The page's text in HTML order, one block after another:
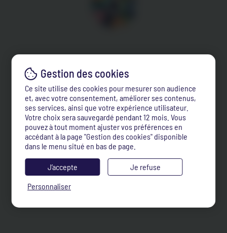
Ce site utilise des cookies pour mesurer son audience
et, avec votre consentement, améliorer ses contenus,
ses services, ainsi que votre expérience utilisateur.
Votre choix sera sauvegardé pendant 12 mois. Vous
pouvez à tout moment ajuster vos préférences en
accédant à la page "Gestion des cookies" disponible
dans le menu situé en bas de page.
J’accepte
Je refuse
Personnaliser